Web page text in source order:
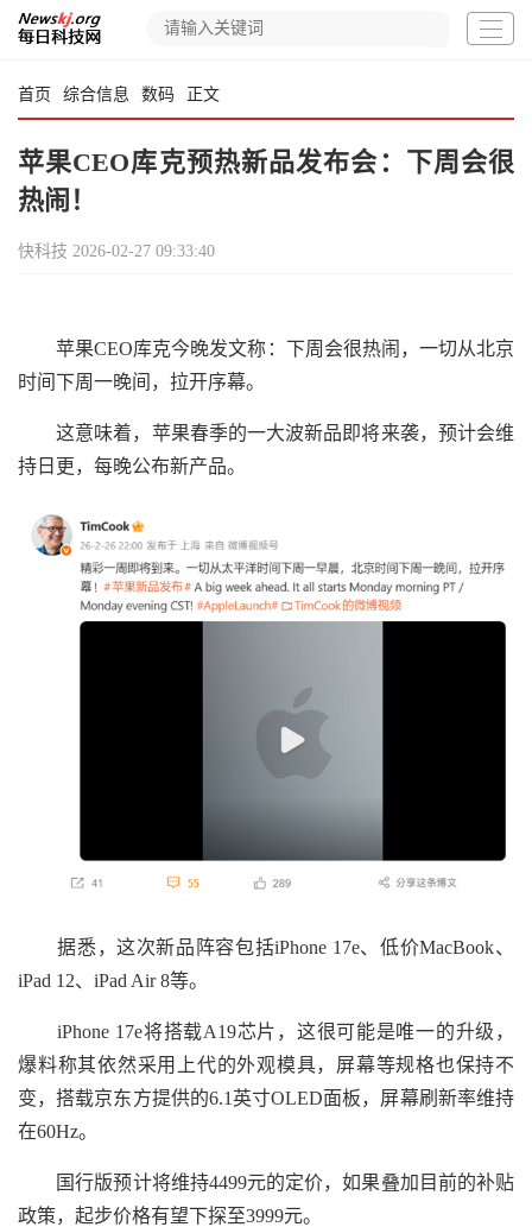
首页 综合信息 数码 正文
苹果CEO库克预热新品发布会：下周会很
热闹！
快科技 2026-02-27 09:33:40
苹果CEO库克今晚发文称：下周会很热闹，一切从北京
时间下周一晚间，拉开序幕。
这意味着，苹果春季的一大波新品即将来袭，预计会维
持日更，每晚公布新产品。
据悉，这次新品阵容包括iPhone 17e、低价MacBook、
iPad 12、iPad Air 8等。
iPhone 17e将搭载A19芯片，这很可能是唯一的升级，
爆料称其依然采用上代的外观模具，屏幕等规格也保持不
变，搭载京东方提供的6.1英寸OLED面板，屏幕刷新率维持
在60Hz。
国行版预计将维持4499元的定价，如果叠加目前的补贴
政策，起步价格有望下探至3999元。